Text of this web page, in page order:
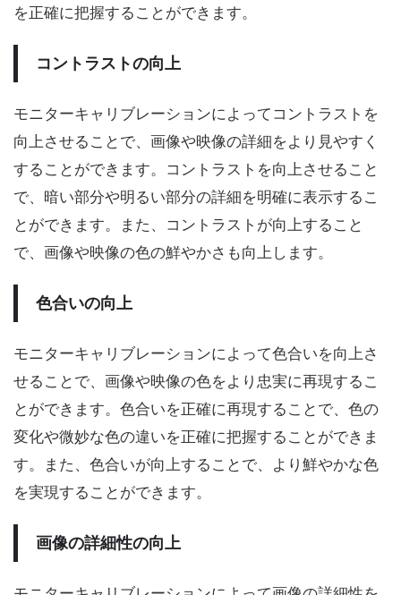
を正確に把握することができます。
コントラストの向上
モニターキャリブレーションによってコントラストを
向上させることで、画像や映像の詳細をより見やすく
することができます。コントラストを向上させること
で、暗い部分や明るい部分の詳細を明確に表示するこ
とができます。また、コントラストが向上すること
で、画像や映像の色の鮮やかさも向上します。
色合いの向上
モニターキャリブレーションによって色合いを向上さ
せることで、画像や映像の色をより忠実に再現するこ
とができます。色合いを正確に再現することで、色の
変化や微妙な色の違いを正確に把握することができま
す。また、色合いが向上することで、より鮮やかな色
を実現することができます。
画像の詳細性の向上